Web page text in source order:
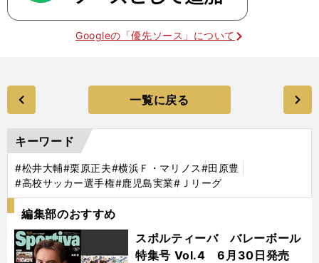
Googleの「優先ソース」について
一覧に戻る
キーワード
#松井大輔#栗原正夫#横浜Ｆ・マリノス#田原豊
#高校サッカー選手権#鹿児島実業#Ｊリーグ
編集部のおすすめ
スポルティーバ バレーボール
特集号 Vol.4 6月30日発売